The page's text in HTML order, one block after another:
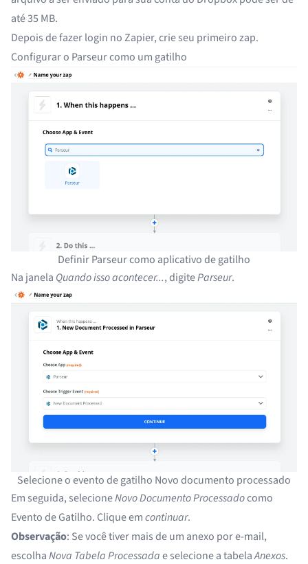
até 35 MB.
Depois de fazer login no Zapier, crie seu primeiro zap.
Configurar o Parseur como um gatilho
Definir Parseur como aplicativo de gatilho
Na janela Quando isso acontecer..., digiteParseur.
Selecione o evento de gatilho Novo documento processado
Em seguida, selecioneNovo Documento Processadocomo
Evento de Gatilho. Clique emcontinuar.
Observação: Se você tiver mais de um anexo por e-mail,
escolhaNova Tabela Processadae selecione a tabelaAnexos.